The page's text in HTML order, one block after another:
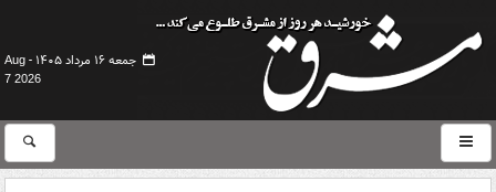
جمعه ۱۶ مرداد ۱۴۰۵ -
Aug
7 2026